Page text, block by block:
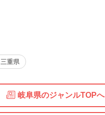
三重県
岐阜県のジャンルTOPへ